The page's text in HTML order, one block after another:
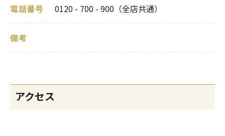
電話番号 0120 - 700 - 900（全店共通）
備考
アクセス